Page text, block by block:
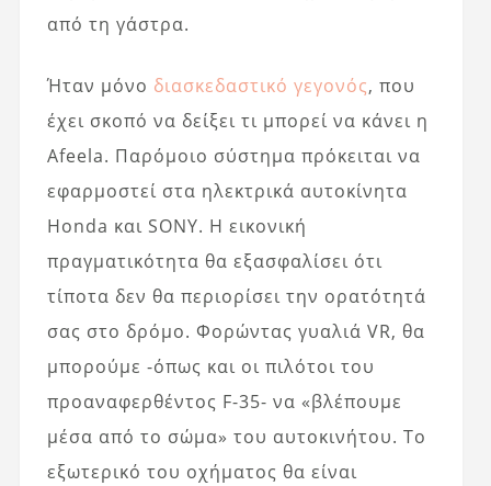
από τη γάστρα.
Ήταν μόνο διασκεδαστικό γεγονός, που
έχει σκοπό να δείξει τι μπορεί να κάνει η
Afeela. Παρόμοιο σύστημα πρόκειται να
εφαρμοστεί στα ηλεκτρικά αυτοκίνητα
Honda και SONY. Η εικονική
πραγματικότητα θα εξασφαλίσει ότι
τίποτα δεν θα περιορίσει την ορατότητά
σας στο δρόμο. Φορώντας γυαλιά VR, θα
μπορούμε -όπως και οι πιλότοι του
προαναφερθέντος F-35- να «βλέπουμε
μέσα από το σώμα» του αυτοκινήτου. Το
εξωτερικό του οχήματος θα είναι